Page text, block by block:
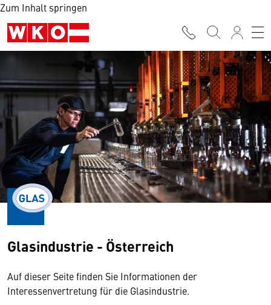
Zum Inhalt springen
Glasindustrie - Österreich
Auf dieser Seite finden Sie Informationen der
Interessenvertretung für die Glasindustrie.